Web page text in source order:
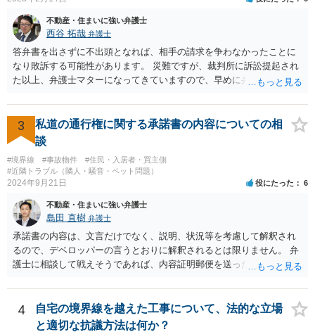
不動産・住まいに強い弁護士
西谷 拓哉 弁護士
答弁書を出さずに不出頭となれば、相手の請求を争わなかったことに
なり敗訴する可能性があります。 災難ですが、裁判所に訴訟提起され
た以上、弁護士マターになってきていますので、早めに弁護の依頼を
3
私道の通行権に関する承諾書の内容についての相
談
#境界線 #事故物件
#住民・入居者・買主側
#近隣トラブル（隣人・騒音・ペット問題）
2024年9月21日 役にたった 6
不動産・住まいに強い弁護士
島田 直樹 弁護士
承諾書の内容は、文言だけでなく、説明、状況等を考慮して解釈され
るので、デベロッパーの言うとおりに解釈されるとは限りません。 弁
護士に相談して戦えそうであれば、内容証明郵便を送ったうえで、デ
4
自宅の境界線を越えた工事について、法的な立場
と適切な抗議方法は何か？